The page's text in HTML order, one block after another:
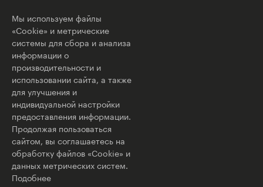
Мы используем файлы
«Cookie» и метрические
системы для сбора и анализа
информации о
производительности и
использовании сайта, а также
для улучшения и
индивидуальной настройки
предоставления информации.
Продолжая пользоваться
сайтом, вы соглашаетесь на
обработку файлов «Cookie» и
данных метрических систем.
Подобнее